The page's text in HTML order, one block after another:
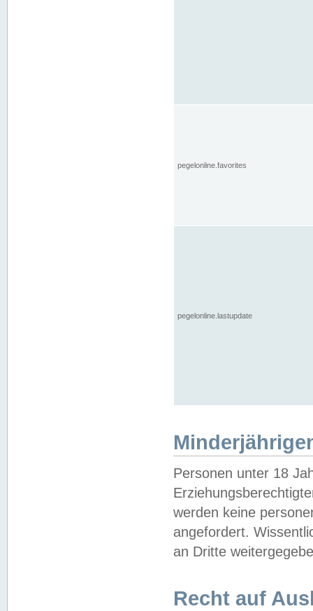
pegelonline.favorites
pegelonline.lastupdate
Personen unter 18
werden keine
angefordert.
an Dritte
Recht auf